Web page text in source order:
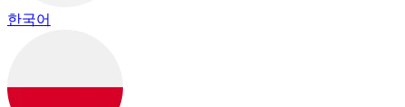
한국어